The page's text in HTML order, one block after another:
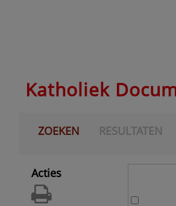
Katholiek
ZOEKEN RESULTATEN
Acties